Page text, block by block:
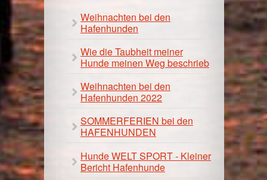
Weihnachten bei den
Hafenhunden
Wie die Taubheit meiner
Hunde meinen Weg beschrieb
Weihnachten bei den
Hafenhunden 2022
SOMMERFERIEN bei den
HAFENHUNDEN
Hunde WELT SPORT - Kleiner
Bericht Hafenhunde